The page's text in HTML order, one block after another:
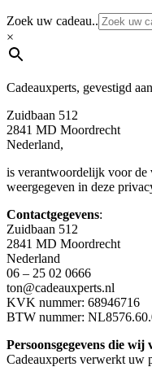
Zoek uw cadeau..
×
Cadeauxperts, gevestigd aan
Zuidbaan 512
2841 MD Moordrecht
Nederland,
is verantwoordelijk voor de
weergegeven in deze
Contactgegevens:
Zuidbaan 512
2841 MD Moordrecht
Nederland
06 – 25 02 0666
ton@cadeauxperts.nl
KVK nummer: 68946716
BTW nummer:
Persoonsgegevens die wij
Cadeauxperts verwerkt uw